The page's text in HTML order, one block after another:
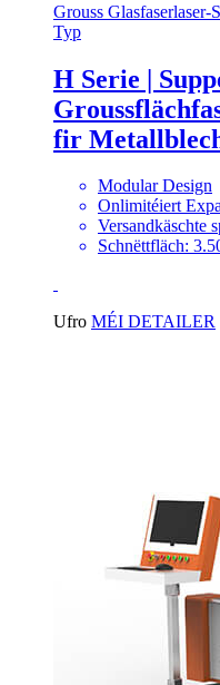
Grouss
Typ
H Serie |
fir
Modular Design
Onlimitéiert
Versandkäschte
Schnëttfläch:
Ufro MÉI DETAILER